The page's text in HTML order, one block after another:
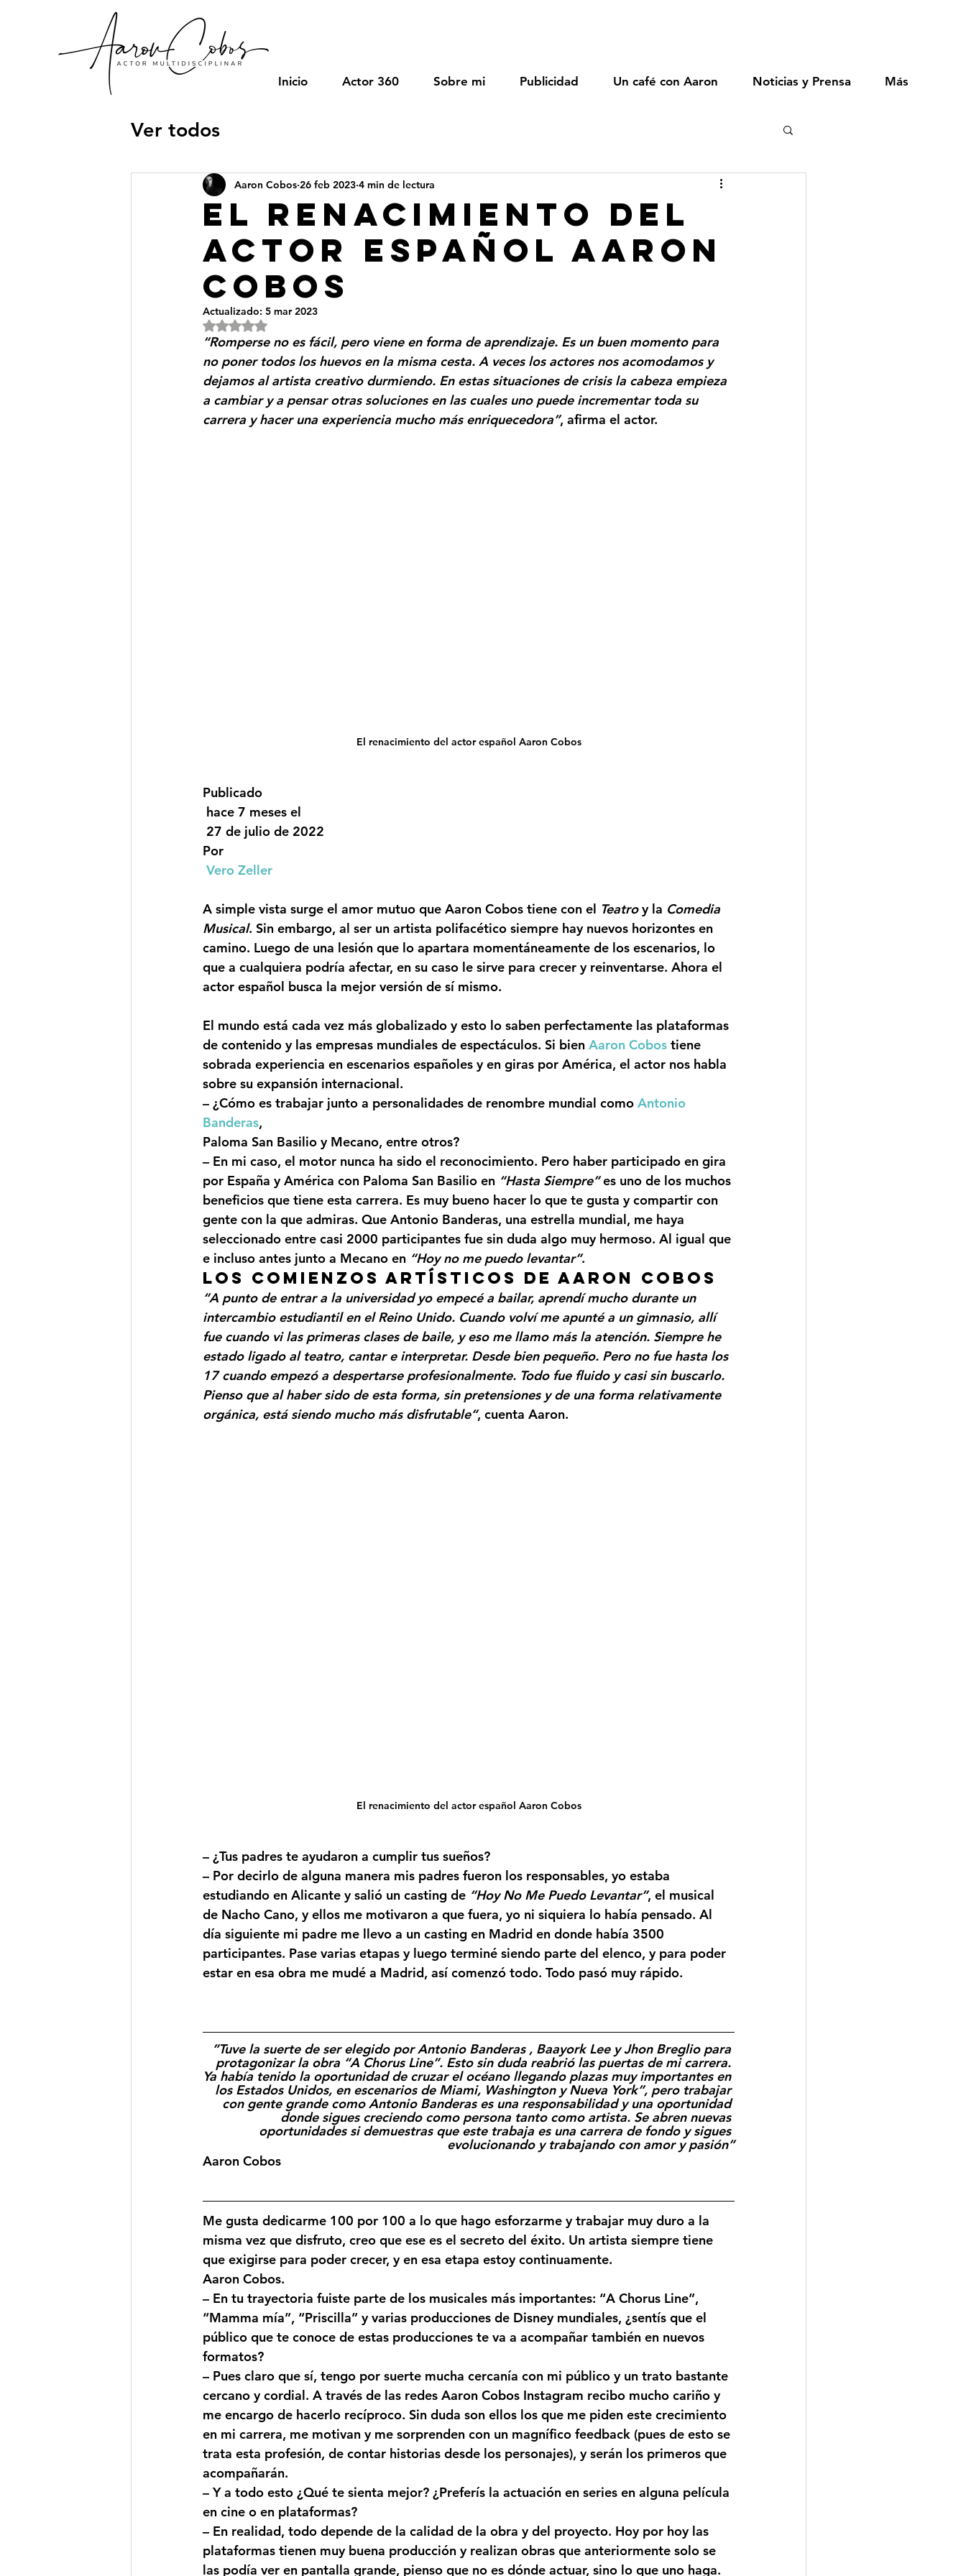
Inicio Actor 360 Sobre mi Publicidad Un café con Aaron Noticias y Prensa Más
Ver todos
El renacimiento del
actor español Aaron
Cobos
Aaron Cobos 26 feb 2023 4 min de lectura
Actualizado: 5 mar 2023
Obtuvo NaN de 5 estrellas.
“Romperse no es fácil, pero viene en forma de aprendizaje. Es un buen momento para
no poner todos los huevos en la misma cesta. A veces los actores nos acomodamos y
dejamos al artista creativo durmiendo. En estas situaciones de crisis la cabeza empieza
a cambiar y a pensar otras soluciones en las cuales uno puede incrementar toda su
carrera y hacer una experiencia mucho más enriquecedora”, afirma el actor.
El renacimiento del actor español Aaron Cobos
Publicado
hace 7 meses el
27 de julio de 2022
Por
Vero Zeller
A simple vista surge el amor mutuo que Aaron Cobos tiene con el Teatro y la Comedia
Musical. Sin embargo, al ser un artista polifacético siempre hay nuevos horizontes en
camino. Luego de una lesión que lo apartara momentáneamente de los escenarios, lo
que a cualquiera podría afectar, en su caso le sirve para crecer y reinventarse. Ahora el
actor español busca la mejor versión de sí mismo.
El mundo está cada vez más globalizado y esto lo saben perfectamente las plataformas
de contenido y las empresas mundiales de espectáculos. Si bien Aaron Cobos tiene
sobrada experiencia en escenarios españoles y en giras por América, el actor nos habla
sobre su expansión internacional.
– ¿Cómo es trabajar junto a personalidades de renombre mundial como Antonio
Banderas,
Paloma San Basilio y Mecano, entre otros?
– En mi caso, el motor nunca ha sido el reconocimiento. Pero haber participado en gira
por España y América con Paloma San Basilio en “Hasta Siempre” es uno de los muchos
beneficios que tiene esta carrera. Es muy bueno hacer lo que te gusta y compartir con
gente con la que admiras. Que Antonio Banderas, una estrella mundial, me haya
seleccionado entre casi 2000 participantes fue sin duda algo muy hermoso. Al igual que
e incluso antes junto a Mecano en “Hoy no me puedo levantar”.
Los comienzos artísticos de Aaron Cobos
“A punto de entrar a la universidad yo empecé a bailar, aprendí mucho durante un
intercambio estudiantil en el Reino Unido. Cuando volví me apunté a un gimnasio, allí
fue cuando vi las primeras clases de baile, y eso me llamo más la atención. Siempre he
estado ligado al teatro, cantar e interpretar. Desde bien pequeño. Pero no fue hasta los
17 cuando empezó a despertarse profesionalmente. Todo fue fluido y casi sin buscarlo.
Pienso que al haber sido de esta forma, sin pretensiones y de una forma relativamente
orgánica, está siendo mucho más disfrutable”, cuenta Aaron.
El renacimiento del actor español Aaron Cobos
– ¿Tus padres te ayudaron a cumplir tus sueños?
– Por decirlo de alguna manera mis padres fueron los responsables, yo estaba
estudiando en Alicante y salió un casting de “Hoy No Me Puedo Levantar”, el musical
de Nacho Cano, y ellos me motivaron a que fuera, yo ni siquiera lo había pensado. Al
día siguiente mi padre me llevo a un casting en Madrid en donde había 3500
participantes. Pase varias etapas y luego terminé siendo parte del elenco, y para poder
estar en esa obra me mudé a Madrid, así comenzó todo. Todo pasó muy rápido.
”Tuve la suerte de ser elegido por Antonio Banderas , Baayork Lee y Jhon Breglio para
protagonizar la obra “A Chorus Line”. Esto sin duda reabrió las puertas de mi carrera.
Ya había tenido la oportunidad de cruzar el océano llegando plazas muy importantes en
los Estados Unidos, en escenarios de Miami, Washington y Nueva York”, pero trabajar
con gente grande como Antonio Banderas es una responsabilidad y una oportunidad
donde sigues creciendo como persona tanto como artista. Se abren nuevas
oportunidades si demuestras que este trabaja es una carrera de fondo y sigues
evolucionando y trabajando con amor y pasión”
Aaron Cobos
Me gusta dedicarme 100 por 100 a lo que hago esforzarme y trabajar muy duro a la
misma vez que disfruto, creo que ese es el secreto del éxito. Un artista siempre tiene
que exigirse para poder crecer, y en esa etapa estoy continuamente.
Aaron Cobos.
– En tu trayectoria fuiste parte de los musicales más importantes: “A Chorus Line”,
“Mamma mía”, “Priscilla” y varias producciones de Disney mundiales, ¿sentís que el
público que te conoce de estas producciones te va a acompañar también en nuevos
formatos?
– Pues claro que sí, tengo por suerte mucha cercanía con mi público y un trato bastante
cercano y cordial. A través de las redes Aaron Cobos Instagram recibo mucho cariño y
me encargo de hacerlo recíproco. Sin duda son ellos los que me piden este crecimiento
en mi carrera, me motivan y me sorprenden con un magnífico feedback (pues de esto se
trata esta profesión, de contar historias desde los personajes), y serán los primeros que
acompañarán.
– Y a todo esto ¿Qué te sienta mejor? ¿Preferís la actuación en series en alguna película
en cine o en plataformas?
– En realidad, todo depende de la calidad de la obra y del proyecto. Hoy por hoy las
plataformas tienen muy buena producción y realizan obras que anteriormente solo se
las podía ver en pantalla grande, pienso que no es dónde actuar, sino lo que uno haga.